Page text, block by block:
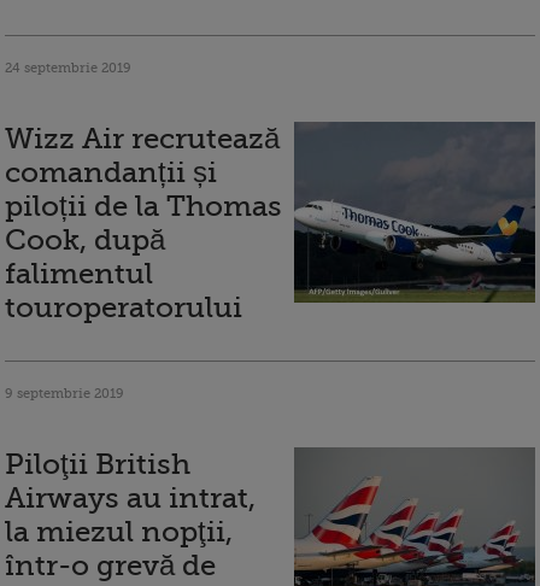
24 septembrie 2019
Wizz Air recrutează
comandanții și
piloții de la Thomas
Cook, după
falimentul
touroperatorului
9 septembrie 2019
Piloţii British
Airways au intrat,
la miezul nopţii,
într-o grevă de